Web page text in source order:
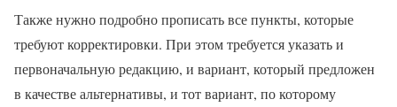
Также нужно подробно прописать все пункты, которые
требуют корректировки. При этом требуется указать и
первоначальную редакцию, и вариант, который предложен
в качестве альтернативы, и тот вариант, по которому